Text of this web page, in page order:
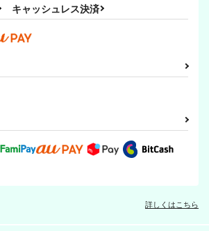
キャッシュレス決済
詳しくはこちら